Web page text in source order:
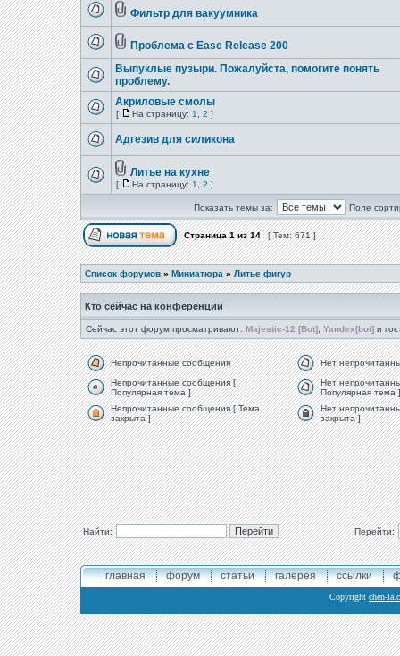
Фильтр для вакуумника
Проблема с Ease Release 200
Выпуклые пузыри. Пожалуйста, помогите понять
проблему.
Акриловые смолы
[ На страницу: 1 2 ]
Адгезив для силикона
Литье на кухне
[ На страницу: 1 2 ]
Показать темы за: Поле
Страница1из14 [ Тем: 671 ]
Список форумов » Миниатюра » Литье фигур
Кто сейчас на конференции
Сейчас этот форум просматривают: Majestic-12 [Bot] Yandex[bot] и
Непрочитанные сообщения
Нет
Непрочитанные сообщения [
Популярная тема ]
Нет
Популярная тема ]
Непрочитанные сообщения [ Тема
закрыта ]
Нет
закрыта ]
Найти: Перейти:
главная форум статьи галерея ссылки
Copyright chen-